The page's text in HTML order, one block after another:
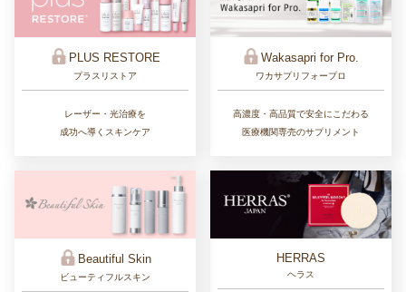
PLUS RESTORE
プラスリストア
レーザー・光治療を
成功へ導くスキンケア
Wakasapri for Pro.
ワカサプリフォープロ
高濃度・高品質で安全にこだわる
医療機関専売のサプリメント
Beautiful Skin
ビューティフルスキン
HERRAS
ヘラス